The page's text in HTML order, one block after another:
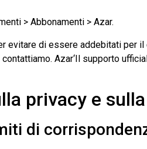
> Abbonamenti > Azar.
evitare di essere addebitati
Azar‘Il supporto
privacy e
di